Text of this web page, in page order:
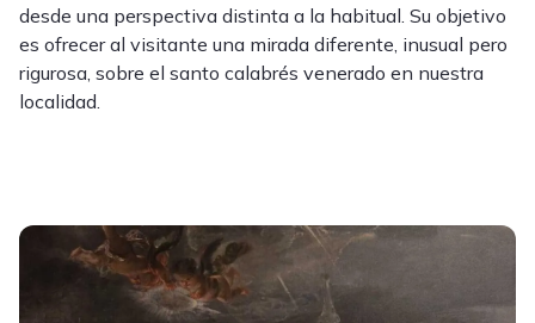
desde una perspectiva distinta a la habitual. Su objetivo
es ofrecer al visitante una mirada diferente, inusual pero
rigurosa, sobre el santo calabrés venerado en nuestra
localidad.